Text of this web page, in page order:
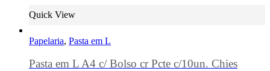
Quick View
Papelaria, Pasta em L
Pasta em L A4 c/ Bolso cr Pcte c/10un. Chies